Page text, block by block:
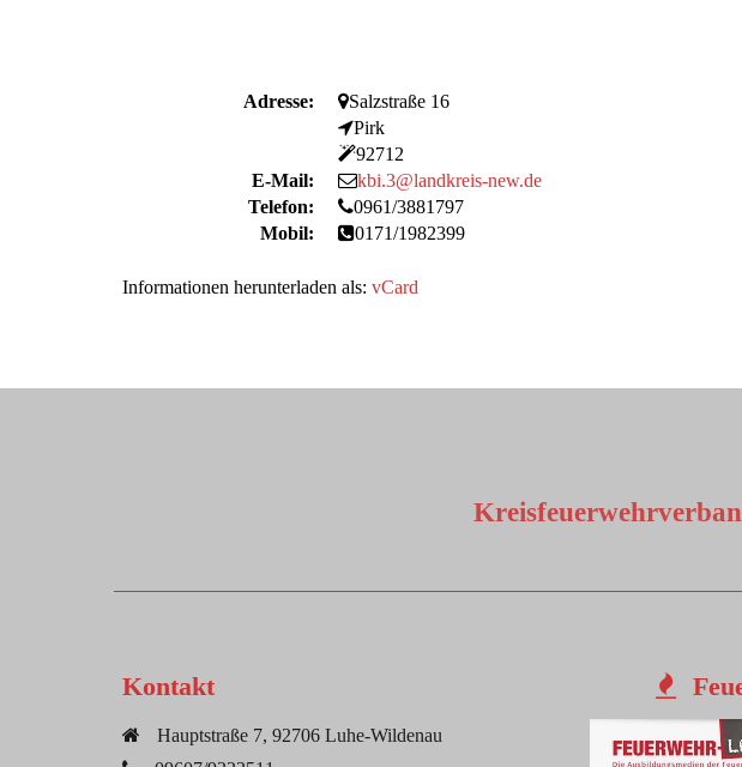
Adresse:
Salzstraße 16
Pirk
92712
E-Mail:
kbi.3@landkreis-new.de
Telefon:
0961/3881797
Mobil:
0171/1982399
Informationen herunterladen als: vCard
Kontakt
Hauptstraße 7, 92706 Luhe-Wildenau